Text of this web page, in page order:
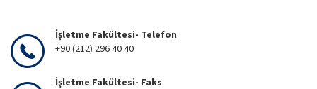
İşletme Fakültesi- Telefon
+90 (212) 296 40 40
İşletme Fakültesi- Faks